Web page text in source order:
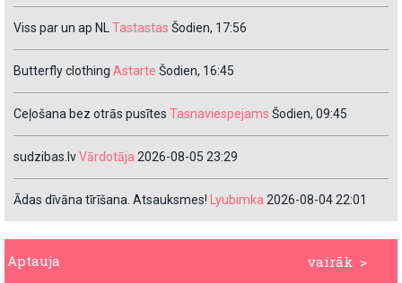
Viss par un ap NLTastastas Šodien, 17:56
Butterfly clothing Astarte Šodien, 16:45
Ceļošana bez otrās pusītes Tasnaviespejams Šodien, 09:45
sudzibas.lvVārdotāja 2026-08-05 23:29
Ādas dīvāna tīrīšana. Atsauksmes! Lyubimka 2026-08-04 22:01
vairāk >
Aptauja